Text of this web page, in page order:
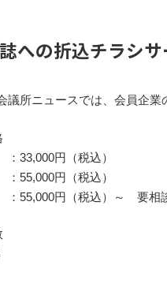
への折込チラシサ
議所ニュースでは、会員企
33,000円（税込）
55,000円（税込）
55,000円（税込）～ 要相談